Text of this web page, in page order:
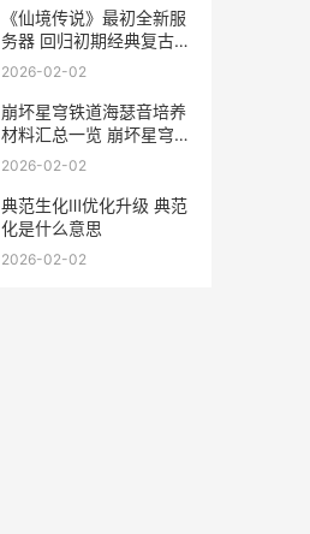
《仙境传说》最初全新服
务器 回归初期经典复古风
仙境传说谁最强
2026-02-02
崩坏星穹铁道海瑟音培养
材料汇总一览 崩坏星穹铁
道海盗占领列车
2026-02-02
典范生化Ⅲ优化升级 典范
化是什么意思
2026-02-02